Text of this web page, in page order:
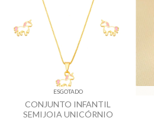
ESGOTADO
CONJUNTO INFANTIL
SEMIJOIA UNICÓRNIO